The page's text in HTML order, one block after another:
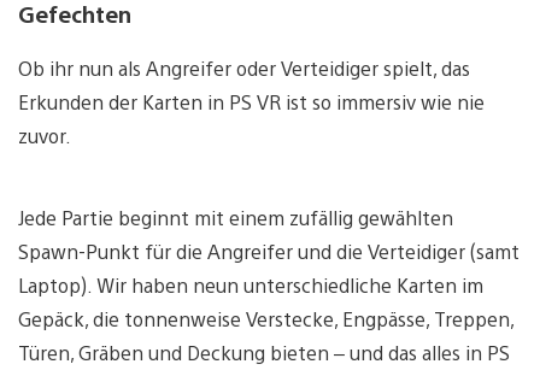
Gefechten
Ob ihr nun als Angreifer oder Verteidiger spielt, das
Erkunden der Karten in PS VR ist so immersiv wie nie
zuvor.
Jede Partie beginnt mit einem zufällig gewählten
Spawn-Punkt für die Angreifer und die Verteidiger (samt
Laptop). Wir haben neun unterschiedliche Karten im
Gepäck, die tonnenweise Verstecke, Engpässe, Treppen,
Türen, Gräben und Deckung bieten – und das alles in PS